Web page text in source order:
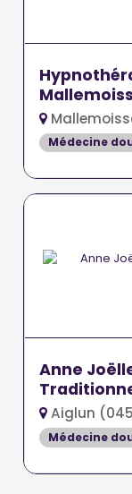
Médecine
Anne
Aiglun
Médecine